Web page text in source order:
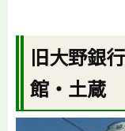
旧大野銀
館・土蔵